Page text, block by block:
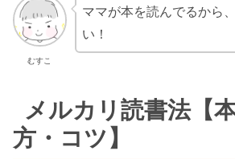
むすこ
ママが本を読んでるから
い！
メルカリ読書法【
方・コツ】